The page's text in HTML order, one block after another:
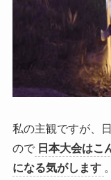
私の主観ですが、
ので 日本大会はこ
になる気がします 。